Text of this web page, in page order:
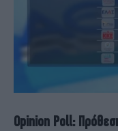
Opinion Poll: